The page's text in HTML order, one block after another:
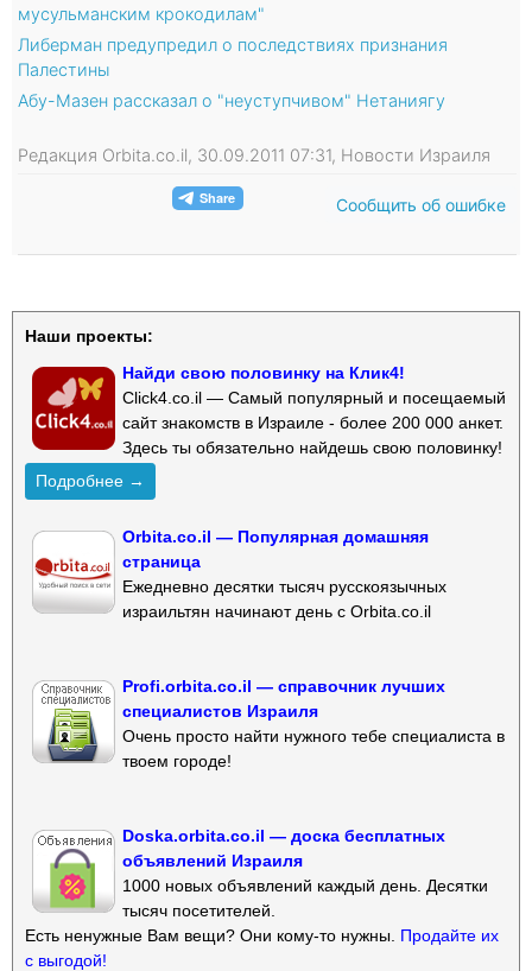
мусульманским крокодилам"
Либерман предупредил о последствиях признания
Палестины
Абу-Мазен рассказал о "неуступчивом" Нетаниягу
Редакция Orbita.co.il, 30.09.2011 07:31, Новости Израиля
Сообщить об ошибке
Наши проекты:
Найди свою половинку на Клик4!
Click4.co.il — Самый популярный и посещаемый
сайт знакомств в Израиле - более 200 000 анкет.
Здесь ты обязательно найдешь свою половинку!
Подробнее →
Orbita.co.il — Популярная домашняя
страница
Ежедневно десятки тысяч русскоязычных
израильтян начинают день с Orbita.co.il
Profi.orbita.co.il — справочник лучших
специалистов Израиля
Очень просто найти нужного тебе специалиста в
твоем городе!
Doska.orbita.co.il — доска бесплатных
объявлений Израиля
1000 новых объявлений каждый день. Десятки
тысяч посетителей.
Есть ненужные Вам вещи? Они кому-то нужны. Продайте их
с выгодой!